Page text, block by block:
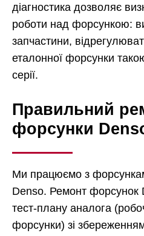
діагностика дозволяє
роботи над форсункою:
запчастини,
еталонної форсунки
серії.
Правильний
форсунки
Ми працюємо з
Denso. Ремонт форсунок
тест-плану аналога
форсунки) зі